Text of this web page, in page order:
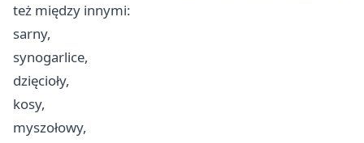
też między innymi:
sarny,
synogarlice,
dzięcioły,
kosy,
myszołowy,